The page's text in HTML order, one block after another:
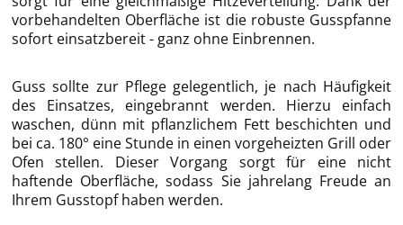
vorbehandelten Oberfläche ist die robuste Gusspfanne
sofort einsatzbereit - ganz ohne Einbrennen.
Guss sollte zur Pflege gelegentlich, je nach Häufigkeit
des Einsatzes, eingebrannt werden. Hierzu einfach
waschen, dünn mit pflanzlichem Fett beschichten und
bei ca. 180° eine Stunde in einen vorgeheizten Grill oder
Ofen stellen. Dieser Vorgang sorgt für eine nicht
haftende Oberfläche, sodass Sie jahrelang Freude an
Ihrem Gusstopf haben werden.